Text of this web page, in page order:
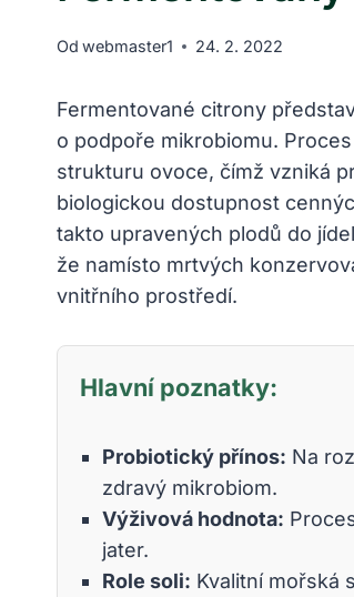
Od webmaster1 24. 2. 2022
Fermentované citrony
o podpoře mikrobiomu.
strukturu ovoce, čímž vzniká
biologickou dostupnost
takto upravených plodů do
že namísto mrtvých
vnitřního prostředí.
Hlavní poznatky:
Probiotický přínos: Na
zdravý mikrobiom.
Výživová hodnota:
jater.
Role soli: Kvalitní mořská